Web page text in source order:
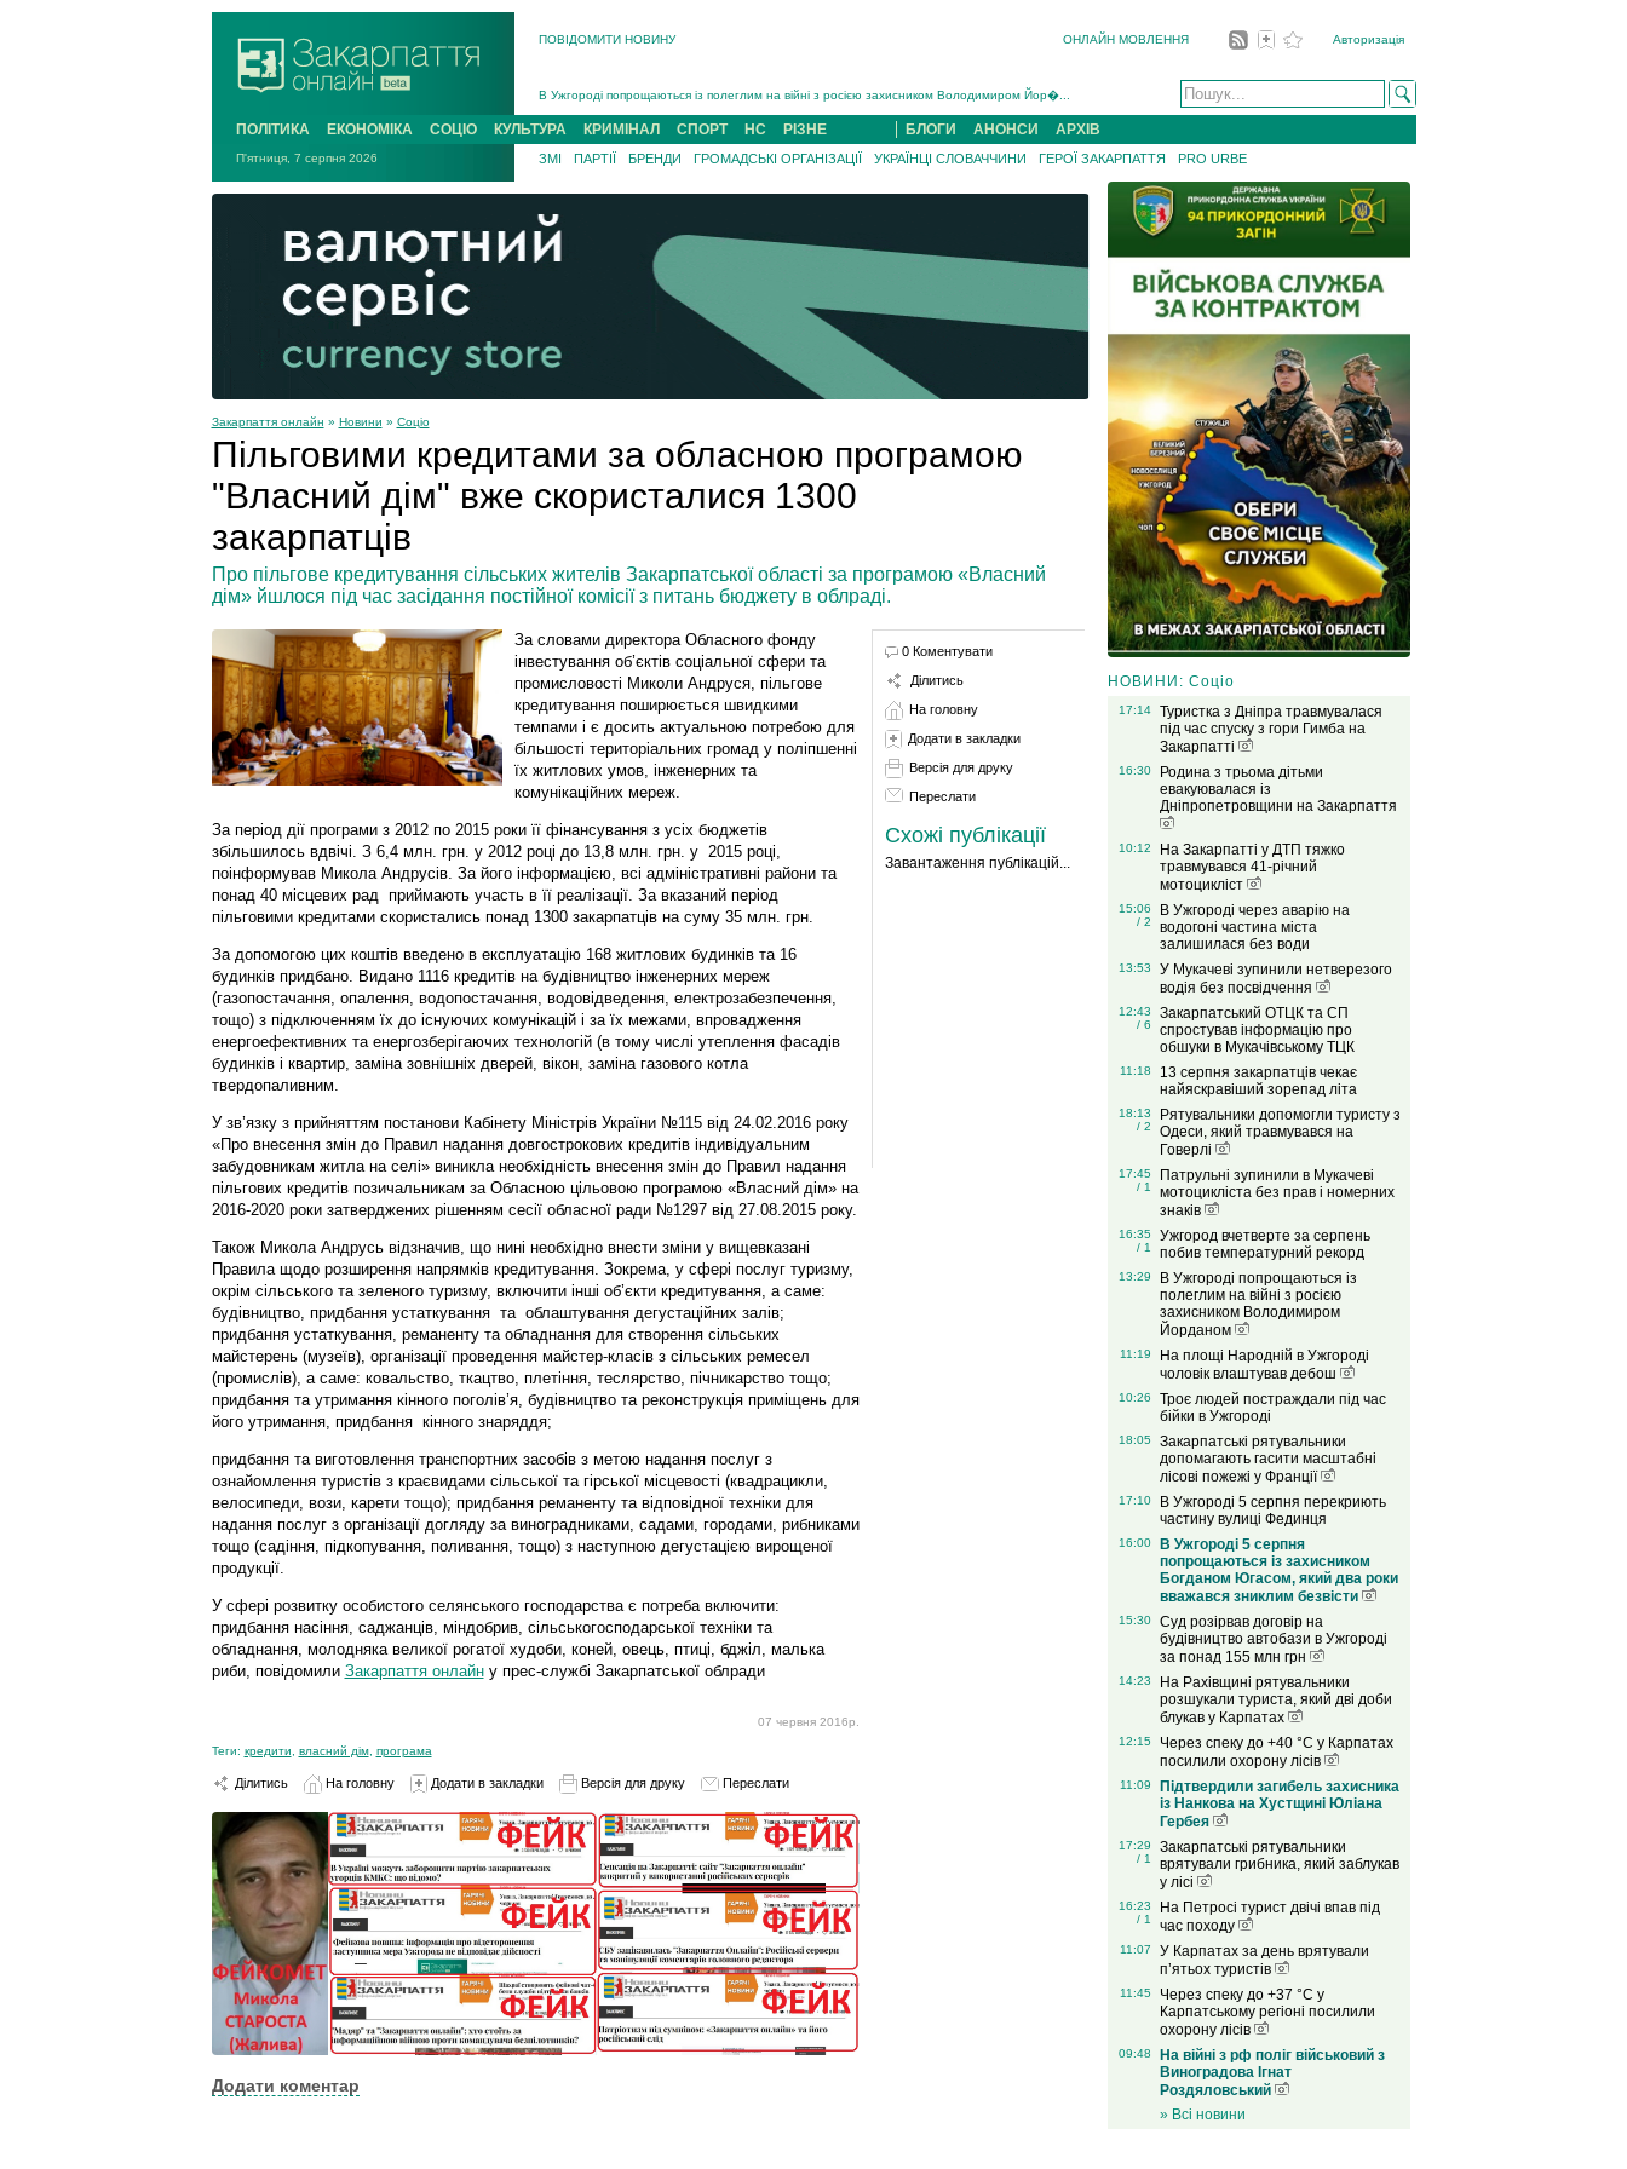
ПОВІДОМИТИ НОВИНУ ОНЛАЙН МОВЛЕННЯ Авторизація
В Ужгороді попрощаються із полеглим на війні з росією захисником Володимиром Йор�...
В Ужгороді 5 серпня попрощаються із захисником Богданом Югасом, який два роки �...
Підтвердили загибель захисника із Нанкова на Хустщині Юліана Гербея (ФОТО)[/gree...
На війні з рф поліг військовий з Виноградова Ігнат Роздяловський (ФОТО)...
На Хустщині внаслідок ДТП за участі трьох авто постраждали 13 людей (ФОТО)...
Інструктора районного ТЦК на Закарпатті судитимуть за обвинувачен...
ПОЛІТИКА ЕКОНОМІКА СОЦІО КУЛЬТУРА КРИМІНАЛ СПОРТ НС РІЗНЕ БЛОГИ АНОНСИ АРХІВ
П'ятниця, 7 серпня 2026 ЗМІ ПАРТІЇ БРЕНДИ ГРОМАДСЬКІ ОРГАНІЗАЦІЇ УКРАЇНЦІ СЛОВАЧЧИНИ ГЕРОЇ ЗАКАРПАТТЯ PRO URBE
Закарпаття онлайн » Новини » Соціо
Пільговими кредитами за обласною програмою
"Власний дім" вже скористалися 1300
закарпатців
Про пільгове кредитування сільських жителів Закарпатської області за програмою «Власний
дім» йшлося під час засідання постійної комісії з питань бюджету в облраді.
За словами директора Обласного фонду
інвестування об’єктів соціальної сфери та
промисловості Миколи Андруся, пільгове
кредитування поширюється швидкими
темпами і є досить актуальною потребою для
більшості територіальних громад у поліпшенні
їх житлових умов, інженерних та
комунікаційних мереж.
За період дії програми з 2012 по 2015 роки її фінансування з усіх бюджетів
збільшилось вдвічі. З 6,4 млн. грн. у 2012 році до 13,8 млн. грн. у 2015 році,
поінформував Микола Андрусів. За його інформацією, всі адміністративні райони та
понад 40 місцевих рад приймають участь в її реалізації. За вказаний період
пільговими кредитами скористались понад 1300 закарпатців на суму 35 млн. грн.
За допомогою цих коштів введено в експлуатацію 168 житлових будинків та 16
будинків придбано. Видано 1116 кредитів на будівництво інженерних мереж
(газопостачання, опалення, водопостачання, водовідведення, електрозабезпечення,
тощо) з підключенням їх до існуючих комунікацій і за їх межами, впровадження
енергоефективних та енергозберігаючих технологій (в тому числі утеплення фасадів
будинків і квартир, заміна зовнішніх дверей, вікон, заміна газового котла
твердопаливним.
У зв’язку з прийняттям постанови Кабінету Міністрів України №115 від 24.02.2016 року
«Про внесення змін до Правил надання довгострокових кредитів індивідуальним
забудовникам житла на селі» виникла необхідність внесення змін до Правил надання
пільгових кредитів позичальникам за Обласною цільовою програмою «Власний дім» на
2016-2020 роки затверджених рішенням сесії обласної ради №1297 від 27.08.2015 року.
Також Микола Андрусь відзначив, що нині необхідно внести зміни у вищевказані
Правила щодо розширення напрямків кредитування. Зокрема, у сфері послуг туризму,
окрім сільського та зеленого туризму, включити інші об’єкти кредитування, а саме:
будівництво, придбання устаткування та облаштування дегустаційних залів;
придбання устаткування, реманенту та обладнання для створення сільських
майстерень (музеїв), організації проведення майстер-класів з сільських ремесел
(промислів), а саме: ковальство, ткацтво, плетіння, теслярство, пічникарство тощо;
придбання та утримання кінного поголів’я, будівництво та реконструкція приміщень для
його утримання, придбання кінного знаряддя;
придбання та виготовлення транспортних засобів з метою надання послуг з
ознайомлення туристів з краєвидами сільської та гірської місцевості (квадрацикли,
велосипеди, вози, карети тощо); придбання реманенту та відповідної техніки для
надання послуг з організації догляду за виноградниками, садами, городами, рибниками
тощо (садіння, підкопування, поливання, тощо) з наступною дегустацією вирощеної
продукції.
У сфері розвитку особистого селянського господарства є потреба включити:
придбання насіння, саджанців, міндобрив, сільськогосподарської техніки та
обладнання, молодняка великої рогатої худоби, коней, овець, птиці, бджіл, малька
риби, повідомили Закарпаття онлайну прес-службі Закарпатської облради
07 червня 2016р.
Теги: кредити власний дім, програма
Ділитись На головну Додати в закладки Версія для друку Переслати
Додати коментар
0 Коментувати
Ділитись
На головну
Додати в закладки
Версія для друку
Переслати
Схожі публікації
Завантаження публікацій...
НОВИНИ: Соціо
17:14
Туристка з Дніпра травмувалася
під час спуску з гори Гимба на
Закарпатті
16:30
Родина з трьома дітьми
евакуювалася із
Дніпропетровщини на Закарпаття
10:12
На Закарпатті у ДТП тяжко
травмувався 41-річний
мотоцикліст
15:06
/ 2
В Ужгороді через аварію на
водогоні частина міста
залишилася без води
13:53
У Мукачеві зупинили нетверезого
водія без посвідчення
12:43
/ 6
Закарпатський ОТЦК та СП
спростував інформацію про
обшуки в Мукачівському ТЦК
11:18
13 серпня закарпатців чекає
найяскравіший зорепад літа
18:13
/ 2
Рятувальники допомогли туристу з
Одеси, який травмувався на
Говерлі
17:45
/ 1
Патрульні зупинили в Мукачеві
мотоцикліста без прав і номерних
знаків
16:35
/ 1
Ужгород вчетверте за серпень
побив температурний рекорд
13:29
В Ужгороді попрощаються із
полеглим на війні з росією
захисником Володимиром
Йорданом
11:19
На площі Народній в Ужгороді
чоловік влаштував дебош
10:26
Троє людей постраждали під час
бійки в Ужгороді
18:05
Закарпатські рятувальники
допомагають гасити масштабні
лісові пожежі у Франції
17:10
В Ужгороді 5 серпня перекриють
частину вулиці Фединця
16:00
В Ужгороді 5 серпня
попрощаються із захисником
Богданом Югасом, який два роки
вважався зниклим безвісти
15:30
Суд розірвав договір на
будівництво автобази в Ужгороді
за понад 155 млн грн
14:23
На Рахівщині рятувальники
розшукали туриста, який дві доби
блукав у Карпатах
12:15
Через спеку до +40 °C у Карпатах
посилили охорону лісів
11:09
Підтвердили загибель захисника
із Нанкова на Хустщині Юліана
Гербея
17:29
/ 1
Закарпатські рятувальники
врятували грибника, який заблукав
у лісі
16:23
/ 1
На Петросі турист двічі впав під
час походу
11:07
У Карпатах за день врятували
п’ятьох туристів
11:45
Через спеку до +37 °C у
Карпатському регіоні посилили
охорону лісів
09:48
На війні з рф поліг військовий з
Виноградова Ігнат
Роздяловський
» Всі новини